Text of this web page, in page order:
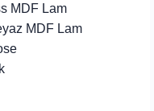
Lam
MDF Lam